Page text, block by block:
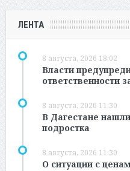
ЛЕНТА
8 августа, 2026 18:02
Власти
ответственности
8 августа, 2026 11:30
В Дагестане
подростка
8 августа, 2026 11:30
О ситуации с